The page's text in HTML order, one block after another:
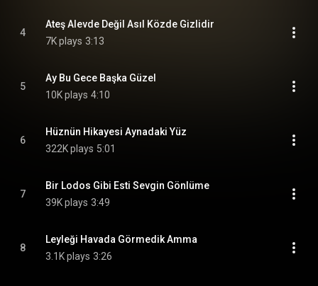
4
Ateş Alevde Değil Asıl Közde Gizlidir
7K plays 3:13
5
Ay Bu Gece Başka Güzel
10K plays 4:10
6
Hüznün Hikayesi Aynadaki Yüz
322K plays 5:01
7
Bir Lodos Gibi Esti Sevgin Gönlüme
39K plays 3:49
8
Leyleği Havada Görmedik Amma
3.1K plays 3:26